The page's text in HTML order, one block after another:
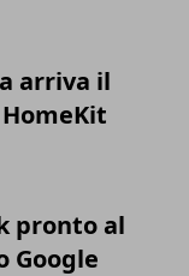
arriva il
pronto al
Google